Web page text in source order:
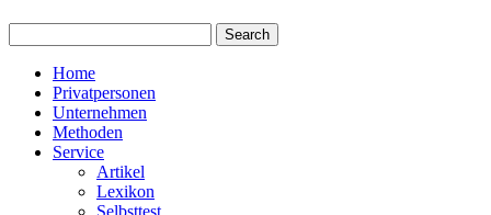
Home
Privatpersonen
Unternehmen
Methoden
Service
Artikel
Lexikon